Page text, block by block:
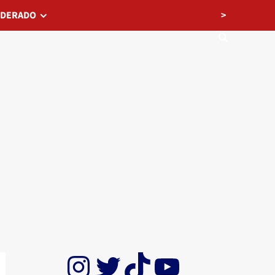
>
Instagram
Twitter
TikTok
YouTube